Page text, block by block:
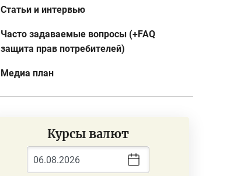
Статьи и интервью
Часто задаваемые вопросы (+FAQ
защита прав потребителей)
Медиа план
Курсы валют